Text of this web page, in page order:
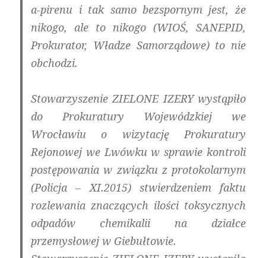
a-pirenu i tak samo bezspornym jest, że
nikogo, ale to nikogo (WIOŚ, SANEPID,
Prokurator, Władze Samorządowe) to nie
obchodzi.
Stowarzyszenie ZIELONE IZERY wystąpiło
do Prokuratury Wojewódzkiej we
Wrocławiu o wizytację Prokuratury
Rejonowej we Lwówku w sprawie kontroli
postępowania w związku z protokolarnym
(Policja – XI.2015) stwierdzeniem faktu
rozlewania znaczących ilości toksycznych
odpadów chemikalii na działce
przemysłowej w Giebułtowie.